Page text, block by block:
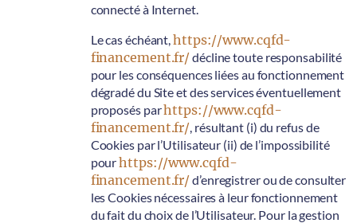
connecté à Internet.
Le cas échéant,https://www.cqfd-
financement.fr/décline toute responsabilité
pour les conséquences liées au fonctionnement
dégradé du Site et des services éventuellement
proposés parhttps://www.cqfd-
financement.fr/ , résultant (i) du refus de
Cookies par l’Utilisateur (ii) de l’impossibilité
pourhttps://www.cqfd-
financement.fr/d’enregistrer ou de consulter
les Cookies nécessaires à leur fonctionnement
du fait du choix de l’Utilisateur. Pour la gestion